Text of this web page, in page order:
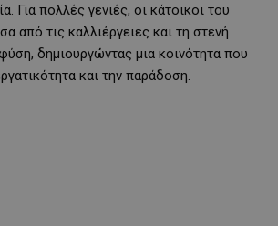
Για πολλές γενιές, οι κάτοικοι του
από τις καλλιέργειες και τη στενή
δημιουργώντας μια κοινότητα που
και την παράδοση.